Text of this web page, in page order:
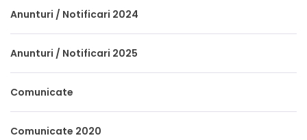
Anunturi / Notificari 2024
Anunturi / Notificari 2025
Comunicate
Comunicate 2020